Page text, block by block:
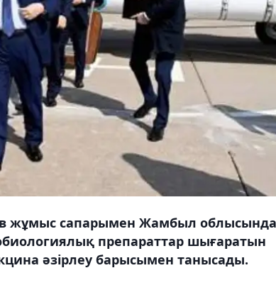
жұмыс сапарымен Жамбыл облысында
препараттар шығаратын
әзірлеу барысымен танысады.